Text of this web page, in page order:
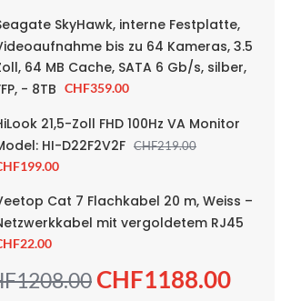
Zoll FHD 100Hz VA Monitor
5 auf
CHF
SkyHawk, interne Festplatte,
bis zu 64 Kameras, 3.5
64 MB Cache, SATA 6 Gb/s, silber,
- 8TB CHF359.00
21,5-Zoll FHD 100Hz VA Monitor
HI-D22F2V2F
CHF219.00
199.00
Cat 7 Flachkabel 20 m, Weiss –
mit vergoldetem RJ45
22.00
1208.00CHF1188.00